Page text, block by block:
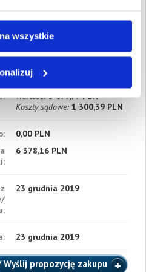
wszystkie
2. Gospodarcze
Data wymagalności:26
września 2019
Wartość:5 077,77 PLN
Koszty sądowe: 1 300,39 PLN
0,00 PLN
6 378,16 PLN
23 grudnia 2019
23 grudnia 2019
propozycję zakupu